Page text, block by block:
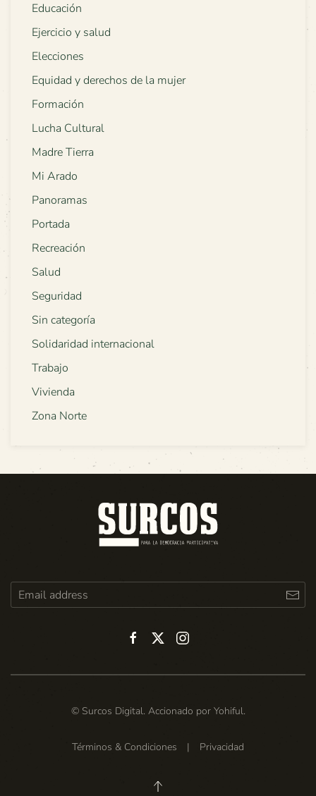
Educación
Ejercicio y salud
Elecciones
Equidad y derechos de la mujer
Formación
Lucha Cultural
Madre Tierra
Mi Arado
Panoramas
Portada
Recreación
Salud
Seguridad
Sin categoría
Solidaridad internacional
Trabajo
Vivienda
Zona Norte
© Surcos Digital. Accionado por Yohiful.
Términos & Condiciones | Privacidad